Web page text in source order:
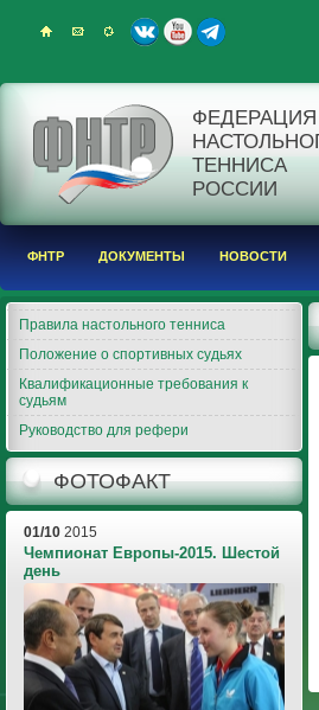
ФЕДЕРАЦИЯ
ТЕННИСА
РОССИИ
ФНТР ДОКУМЕНТЫ НОВОСТИ
Правила настольного тенниса
Положение о спортивных судьях
Квалификационные требования к
судьям
Руководство для рефери
ФОТОФАКТ
01/10 2015
Чемпионат Европы-2015. Шестой
день